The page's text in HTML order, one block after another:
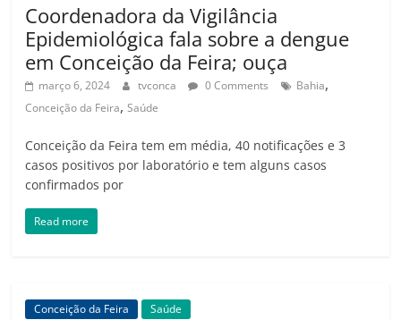
Coordenadora da Vigilância
Epidemiológica fala sobre a dengue
em Conceição da Feira; ouça
março 6, 2024 tvconca 0 Comments Bahia,
Conceição da Feira,Saúde
Conceição da Feira tem em média, 40 notificações e 3
casos positivos por laboratório e tem alguns casos
confirmados por
Read more
Conceição da Feira Saúde